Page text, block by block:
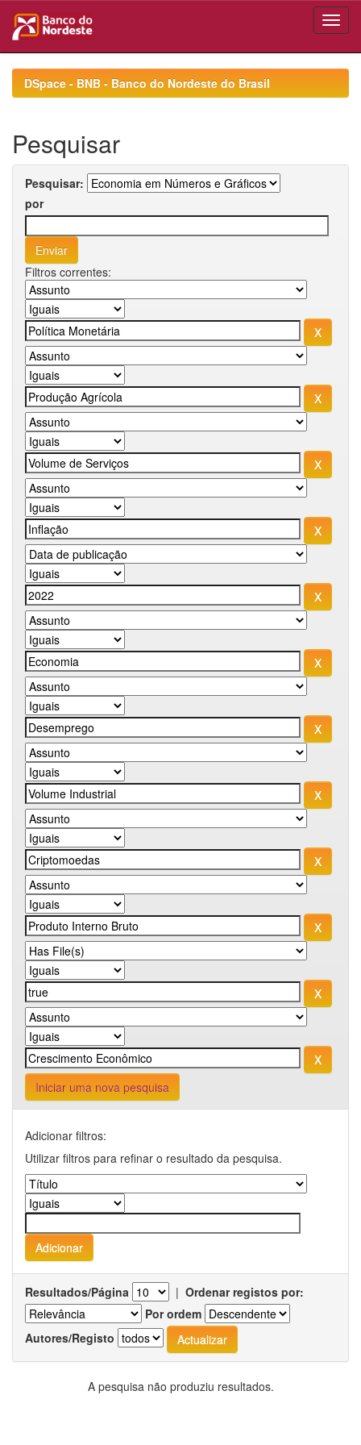
navigationDSpace - BNB - Banco do Nordeste do Brasil
Pesquisar
Pesquisar:
por
Filtros correntes:
Iniciar uma nova pesquisa
Adicionar filtros:
Utilizar filtros para refinar o resultado da pesquisa.
Resultados/Página | Ordenar registos por:
Por ordem
Autores/Registo
A pesquisa não produziu resultados.